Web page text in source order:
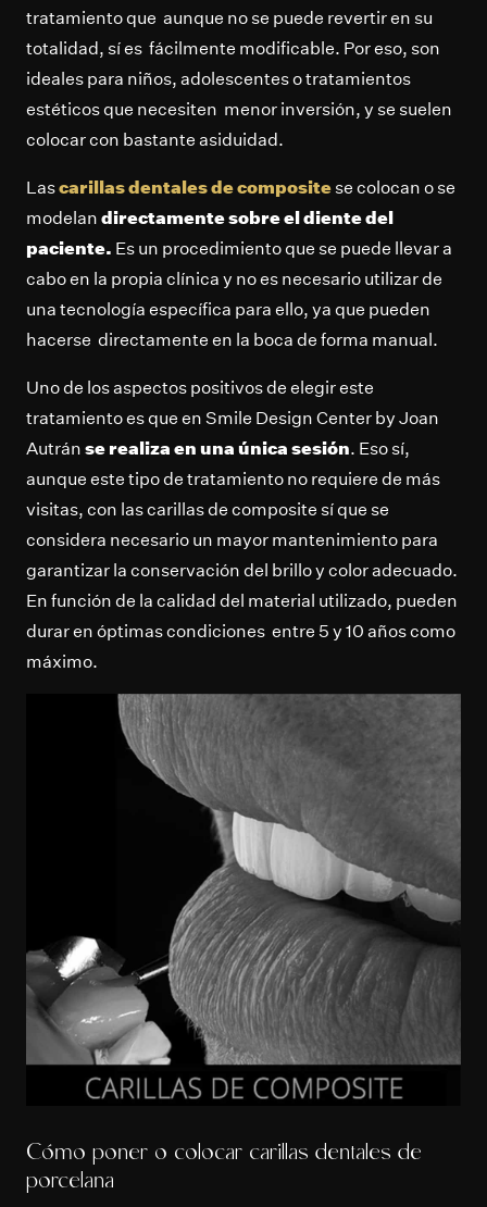
tratamiento que aunque no se puede revertir en su
totalidad, sí es fácilmente modificable. Por eso, son
ideales para niños, adolescentes o tratamientos
estéticos que necesiten menor inversión, y se suelen
colocar con bastante asiduidad.
Lascarillas dentales de composite se colocan o se
modelan directamente sobre el diente del
paciente. Es un procedimiento que se puede llevar a
cabo en la propia clínica y no es necesario utilizar de
una tecnología específica para ello, ya que pueden
hacerse directamente en la boca de forma manual.
Uno de los aspectos positivos de elegir este
tratamiento es que en Smile Design Center by Joan
Autrán se realiza en una única sesión. Eso sí,
aunque este tipo de tratamiento no requiere de más
visitas, con las carillas de composite sí que se
considera necesario un mayor mantenimiento para
garantizar la conservación del brillo y color adecuado.
En función de la calidad del material utilizado, pueden
durar en óptimas condiciones entre 5 y 10 años como
máximo.
Cómo poner o colocar carillas dentales de
porcelana